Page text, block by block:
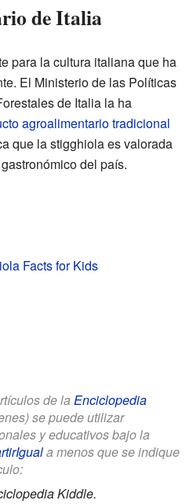
de Italia
para la cultura italiana que ha
El Ministerio de las Políticas
de Italia la ha
agroalimentario tradicional
que la stigghiola es valorada
del país.
Facts for Kids
de la Enciclopedia
se puede utilizar
y educativos bajo la
a menos que se indique
Kiddle.